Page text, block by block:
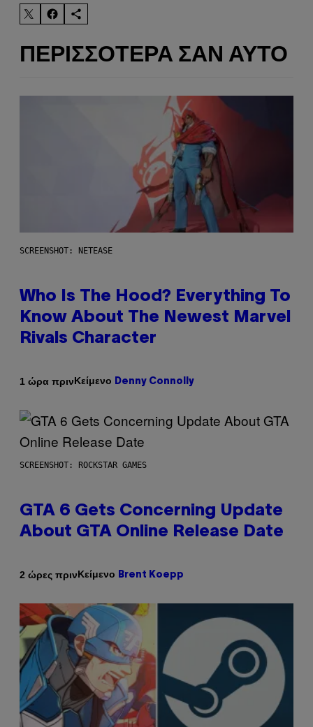
ΠΕΡΙΣΣΌΤΕΡΑ ΣΑΝ ΑΥΤΌ
SCREENSHOT: NETEASE
Who Is The Hood? Everything To
Know About The Newest Marvel
Rivals Character
1 ώρα πρινΚείμενο Denny Connolly
SCREENSHOT: ROCKSTAR GAMES
GTA 6 Gets Concerning Update
About GTA Online Release Date
2 ώρες πρινΚείμενο Brent Koepp